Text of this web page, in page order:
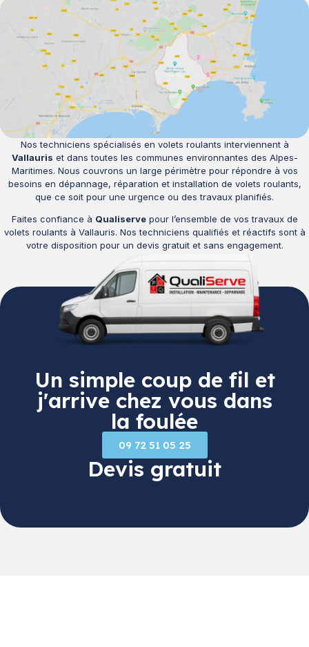
Nos techniciens spécialisés en volets roulants interviennent à
Vallauris et dans toutes les communes environnantes des Alpes-
Maritimes. Nous couvrons un large périmètre pour répondre à vos
besoins en dépannage, réparation et installation de volets roulants,
que ce soit pour une urgence ou des travaux planifiés.
Faites confiance à Qualiservepour l’ensemble de vos travaux de
volets roulants à Vallauris. Nos techniciens qualifiés et réactifs sont à
votre disposition pour un devis gratuit et sans engagement.
Un simple coup de fil et
j'arrive chez vous dans
la foulée
09 72 51 05 25
Devis gratuit